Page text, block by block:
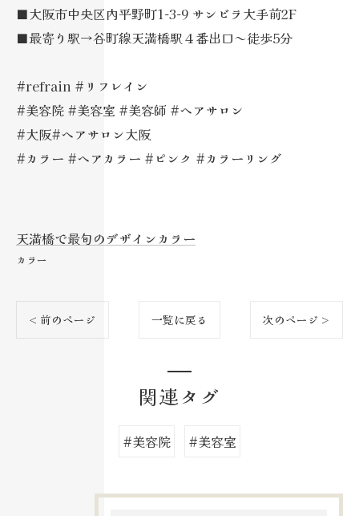
■大阪市中央区内平野町1-3-9 サンビラ大手前2F
■最寄り駅→谷町線天満橋駅４番出口～徒歩5分
#refrain #リフレイン
#美容院 #美容室 #美容師 #ヘアサロン
#大阪#ヘアサロン大阪
#カラー #ヘアカラー #ピンク #カラーリング
天満橋で最旬のデザインカラー
カラー
< 前のページ 一覧に戻る 次のページ >
関連タグ
#美容院 #美容室